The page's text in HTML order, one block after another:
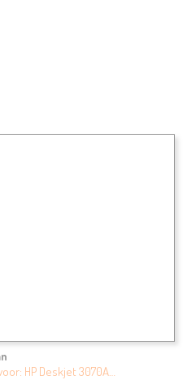
HP Deskjet 3070A…